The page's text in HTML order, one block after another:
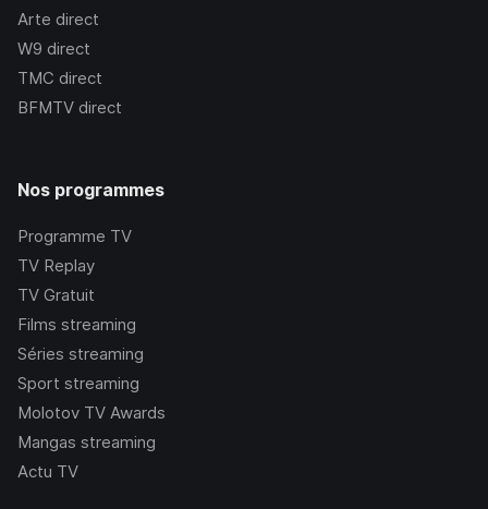
Arte direct
W9 direct
TMC direct
BFMTV direct
Nos programmes
Programme TV
TV Replay
TV Gratuit
Films streaming
Séries streaming
Sport streaming
Molotov TV Awards
Mangas streaming
Actu TV